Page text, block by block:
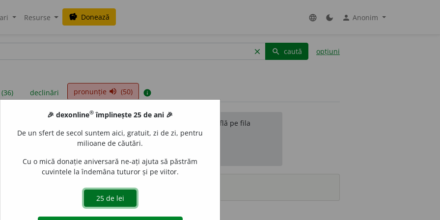
Resurse savings Donează language dark_mode person Anonim
clear search caută opțiuni
declinări pronunție volume_up (50) info
sunt compilate de echipa dexonline. Definițiile originale se află pe fila
reordona filele pe pagina depreferințe.
surse
🎉 dexonline® împlinește 25 de ani 🎉
De un sfert de secol suntem aici, gratuit, zi de zi, pentru
milioane de căutări.
Cu o mică donație aniversară ne-ați ajuta să păstrăm
cuvintele la îndemâna tuturor și pe viitor.